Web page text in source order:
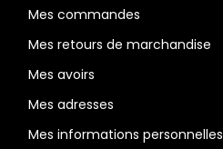
Mes commandes
Mes retours de marchandise
Mes avoirs
Mes adresses
Mes informations personnelles